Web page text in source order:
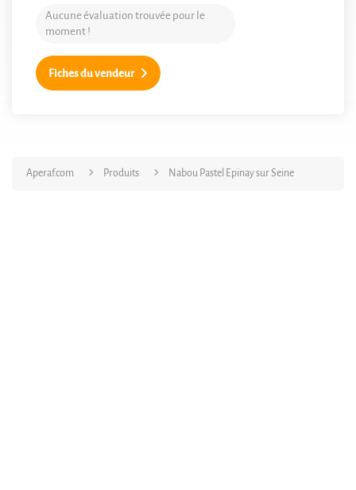
Aucune évaluation trouvée pour le
moment !
Fiches du vendeur
Aperaf.com Produits Nabou Pastel Epinay sur Seine